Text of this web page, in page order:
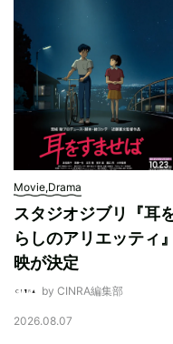
Movie,Drama
スタジオジブリ『耳
らしのアリエッティ
映が決定
by CINRA編集部
2026.08.07